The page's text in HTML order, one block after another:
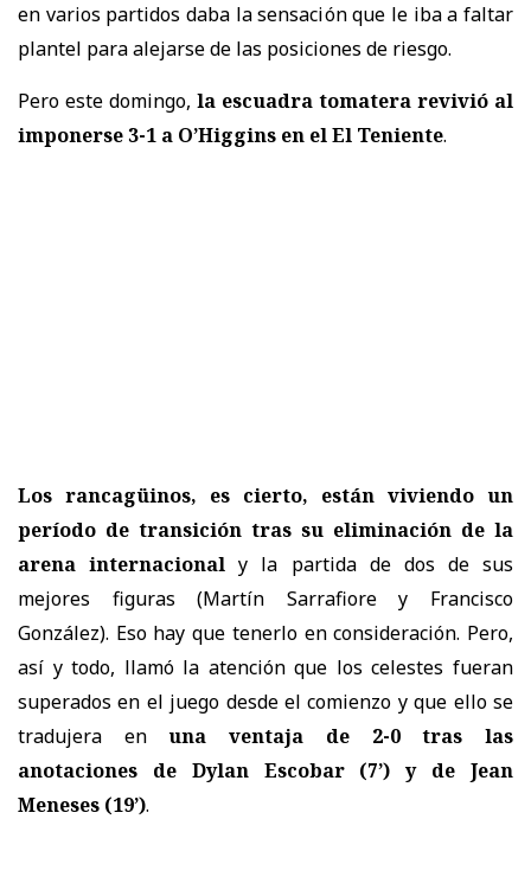
en varios partidos daba la sensación que le iba a faltar
plantel para alejarse de las posiciones de riesgo.
Pero este domingo, la escuadra tomatera revivió al
imponerse 3-1 a O’Higgins en el El Teniente.
Los rancagüinos, es cierto, están viviendo un
período de transición tras su eliminación de la
arena internacional y la partida de dos de sus
mejores figuras (Martín Sarrafiore y Francisco
González). Eso hay que tenerlo en consideración. Pero,
así y todo, llamó la atención que los celestes fueran
superados en el juego desde el comienzo y que ello se
tradujera enuna ventaja de 2-0 tras las
anotaciones de Dylan Escobar (7’) y de Jean
Meneses (19’).